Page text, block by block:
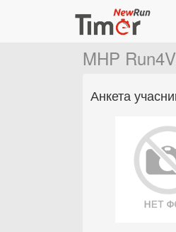
MHP
Анкета